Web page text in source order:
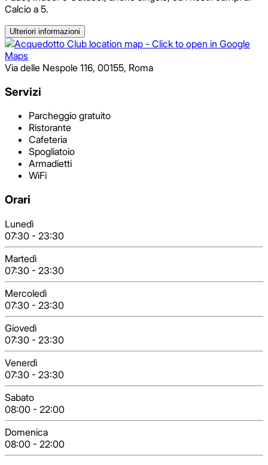
Calcio a 5.
Ulteriori informazioni
Via delle Nespole 116, 00155, Roma
Servizi
Parcheggio gratuito
Ristorante
Cafeteria
Spogliatoio
Armadietti
WiFi
Orari
Lunedì
07:30 - 23:30
Martedì
07:30 - 23:30
Mercoledì
07:30 - 23:30
Giovedì
07:30 - 23:30
Venerdì
07:30 - 23:30
Sabato
08:00 - 22:00
Domenica
08:00 - 22:00